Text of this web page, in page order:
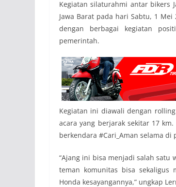
Kegiatan silaturahmi antar bikers
Jawa Barat pada hari Sabtu, 1
dengan berbagai kegiatan
pemerintah.
Kegiatan ini diawali dengan
acara yang berjarak sekitar 17
berkendara #Cari_Aman selama
“Ajang ini bisa menjadi salah satu
teman komunitas bisa sekaligus
Honda kesayangannya,” ungkap